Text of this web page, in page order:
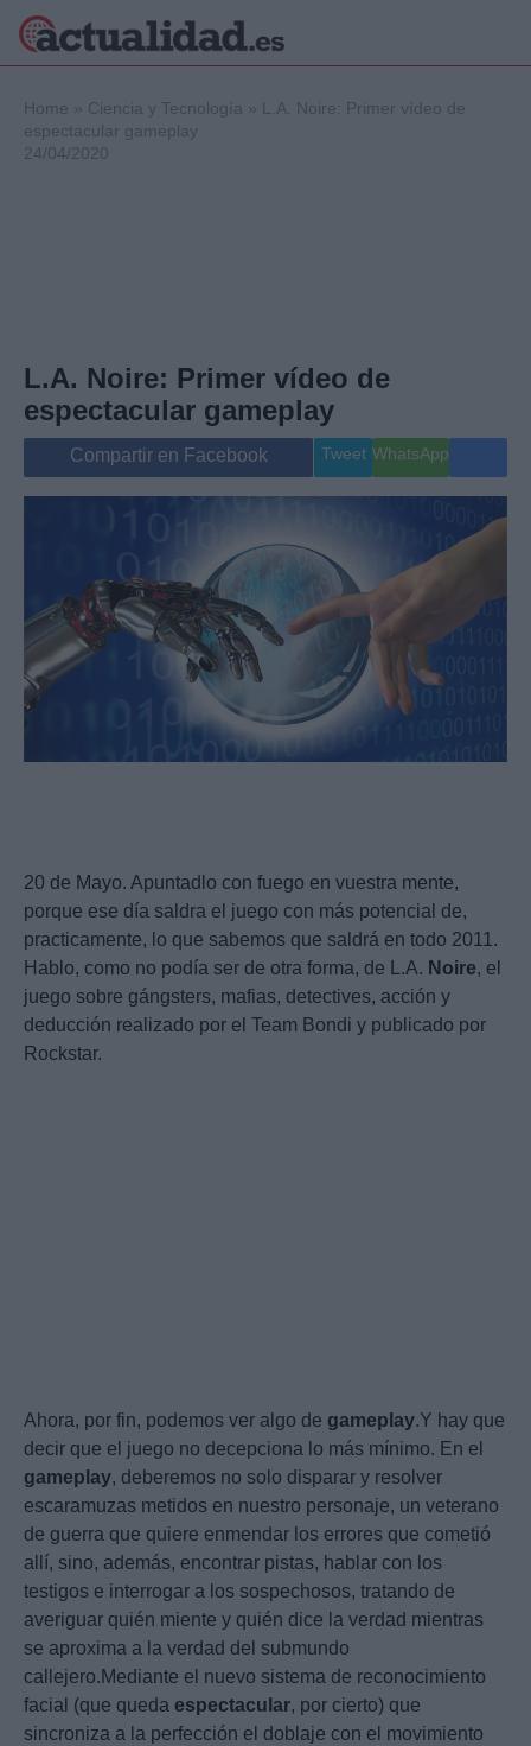
Internacional
Viajes
Gente
Musica
Home » Ciencia y Tecnología »
L.A. Noire: Primer vídeo de
espectacular gameplay
24/04/2020
L.A. Noire: Primer vídeo de
espectacular gameplay
Compartir en Facebook Tweet WhatsApp
20 de Mayo. Apuntadlo con fuego en vuestra mente,
porque ese día saldra el juego con más potencial de,
practicamente, lo que sabemos que saldrá en todo 2011.
Hablo, como no podía ser de otra forma, de L.A. Noire, el
juego sobre gángsters, mafias, detectives, acción y
deducción realizado por el Team Bondi y publicado por
Rockstar.
Ahora, por fin, podemos ver algo de gameplay.Y hay que
decir que el juego no decepciona lo más mínimo. En el
gameplay, deberemos no solo disparar y resolver
escaramuzas metidos en nuestro personaje, un veterano
de guerra que quiere enmendar los errores que cometió
allí, sino, además, encontrar pistas, hablar con los
testigos e interrogar a los sospechosos, tratando de
averiguar quién miente y quién dice la verdad mientras
se aproxima a la verdad del submundo
callejero.Mediante el nuevo sistema de reconocimiento
facial (que queda espectacular, por cierto) que
sincroniza a la perfección el doblaje con el movimiento